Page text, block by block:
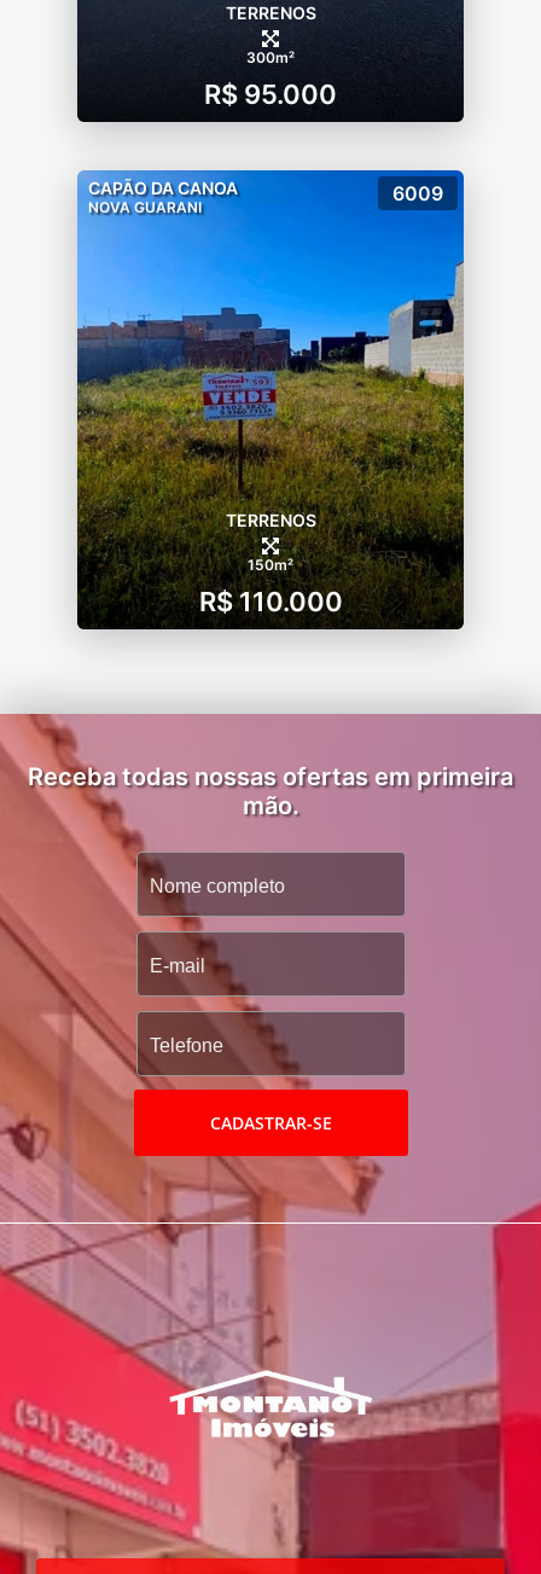
TERRENOS
300m²
R$ 95.000
CAPÃO DA CANOA
NOVA GUARANI
6009
TERRENOS
150m²
R$ 110.000
Receba todas nossas ofertas em primeira
mão.
CADASTRAR-SE